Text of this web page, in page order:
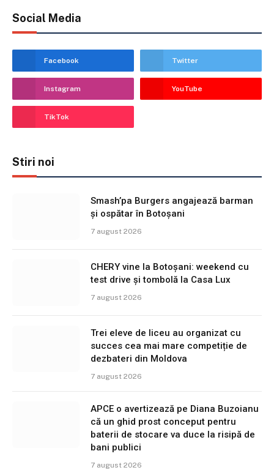
Social Media
Facebook Twitter
Instagram YouTube
TikTok
Stiri noi
Smash’pa Burgers angajează barman
și ospătar în Botoșani
7 august 2026
CHERY vine la Botoșani: weekend cu
test drive și tombolă la Casa Lux
7 august 2026
Trei eleve de liceu au organizat cu
succes cea mai mare competiție de
dezbateri din Moldova
7 august 2026
APCE o avertizează pe Diana Buzoianu
că un ghid prost conceput pentru
baterii de stocare va duce la risipă de
bani publici
7 august 2026